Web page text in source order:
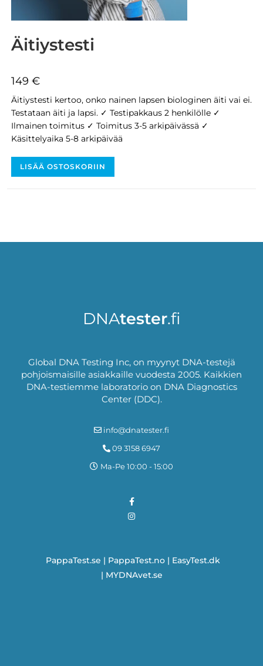
Äitiystesti
149 €
Äitiystesti kertoo, onko nainen lapsen biologinen äiti vai ei.
Testataan äiti ja lapsi. ✓ Testipakkaus 2 henkilölle ✓
Ilmainen toimitus ✓ Toimitus 3-5 arkipäivässä ✓
Käsittelyaika 5-8 arkipäivää
LISÄÄ OSTOSKORIIN
DNAtester.fi
Global DNA Testing Inc, on myynyt DNA-testejä
pohjoismaisille asiakkaille vuodesta 2005. Kaikkien
DNA-testiemme laboratorio on DNA Diagnostics
Center (DDC).
info@dnatester.fi
09 3158 6947
Ma-Pe 10:00 - 15:00
PappaTest.se | PappaTest.no| EasyTest.dk
| MYDNAvet.se